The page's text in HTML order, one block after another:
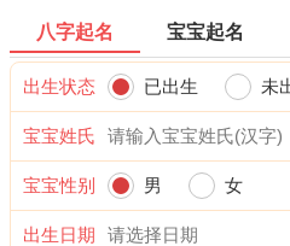
八字起名 宝宝起名
出生状态 已出生 未
宝宝姓氏
宝宝性别 男 女
出生日期